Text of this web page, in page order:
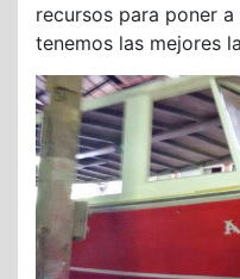
recursos para poner a
tenemos las mejores